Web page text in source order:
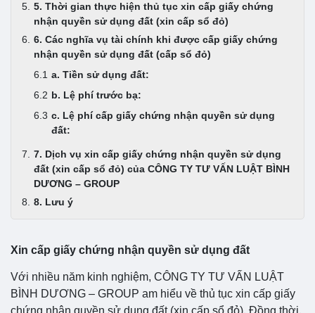
5. Thời gian thực hiện thủ tục xin cấp giấy chứng
nhận quyền sử dụng đất (xin cấp sổ đỏ)
6. Các nghĩa vụ tài chính khi được cấp giấy chứng
nhận quyền sử dụng đất (cấp sổ đỏ)
a. Tiền sử dụng đất:
b. Lệ phí trước bạ:
c. Lệ phí cấp giấy chứng nhận quyền sử dụng
đất:
7. Dịch vụ xin cấp giấy chứng nhận quyền sử dụng
đất (xin cấp sổ đỏ) của CÔNG TY TƯ VẤN LUẬT BÌNH
DƯƠNG – GROUP
8. Lưu ý
Xin cấp giấy chứng nhận quyền sử dụng đất
Với nhiều năm kinh nghiệm, CÔNG TY TƯ VẤN LUẬT
BÌNH DƯƠNG – GROUP am hiểu về thủ tục xin cấp giấy
chứng nhận quyền sử dụng đất (xin cấp sổ đỏ). Đồng thời,